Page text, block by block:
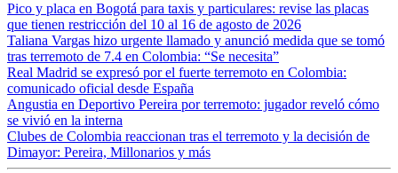
Pico y placa en Bogotá para taxis y particulares: revise las placas
que tienen restricción del 10 al 16 de agosto de 2026
Taliana Vargas hizo urgente llamado y anunció medida que se tomó
tras terremoto de 7.4 en Colombia: “Se necesita”
Real Madrid se expresó por el fuerte terremoto en Colombia:
comunicado oficial desde España
Angustia en Deportivo Pereira por terremoto: jugador reveló cómo
se vivió en la interna
Clubes de Colombia reaccionan tras el terremoto y la decisión de
Dimayor: Pereira, Millonarios y más